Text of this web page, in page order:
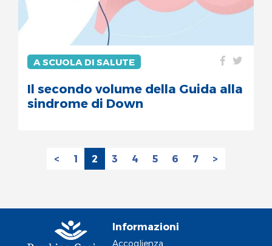
A SCUOLA DI SALUTE
Il secondo volume della Guida alla
sindrome di Down
< 1 2 3 4 5 6 7 >
Informazioni
Accoglienza